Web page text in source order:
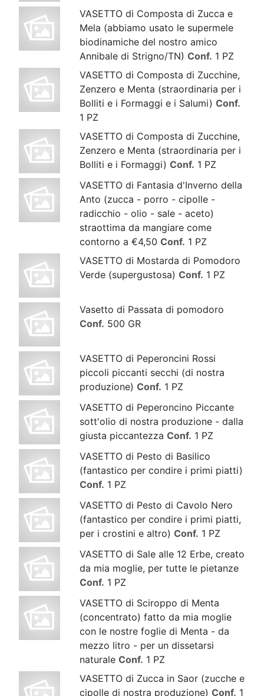
VASETTO di Composta di Zucca e
Mela (abbiamo usato le supermele
biodinamiche del nostro amico
Annibale di Strigno/TN) Conf. 1 PZ
VASETTO di Composta di Zucchine,
Zenzero e Menta (straordinaria per i
Bolliti e i Formaggi e i Salumi) Conf.
1 PZ
VASETTO di Composta di Zucchine,
Zenzero e Menta (straordinaria per i
Bolliti e i Formaggi) Conf. 1 PZ
VASETTO di Fantasia d'Inverno della
Anto (zucca - porro - cipolle -
radicchio - olio - sale - aceto)
straottima da mangiare come
contorno a €4,50 Conf. 1 PZ
VASETTO di Mostarda di Pomodoro
Verde (supergustosa) Conf. 1 PZ
Vasetto di Passata di pomodoro
Conf. 500 GR
VASETTO di Peperoncini Rossi
piccoli piccanti secchi (di nostra
produzione) Conf. 1 PZ
VASETTO di Peperoncino Piccante
sott'olio di nostra produzione - dalla
giusta piccantezza Conf. 1 PZ
VASETTO di Pesto di Basilico
(fantastico per condire i primi piatti)
Conf. 1 PZ
VASETTO di Pesto di Cavolo Nero
(fantastico per condire i primi piatti,
per i crostini e altro) Conf. 1 PZ
VASETTO di Sale alle 12 Erbe, creato
da mia moglie, per tutte le pietanze
Conf. 1 PZ
VASETTO di Sciroppo di Menta
(concentrato) fatto da mia moglie
con le nostre foglie di Menta - da
mezzo litro - per un dissetarsi
naturale Conf. 1 PZ
VASETTO di Zucca in Saor (zucche e
cipolle di nostra produzione) Conf. 1